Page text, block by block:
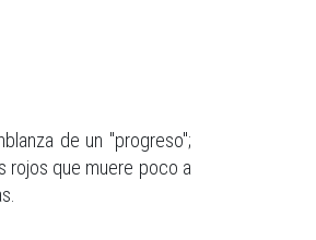
de un "progreso";
rojos que muere poco a